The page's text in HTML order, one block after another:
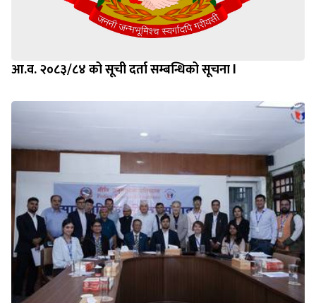
आ.व. २०८३/८४ को सूची दर्ता सम्बन्धिको सूचना l